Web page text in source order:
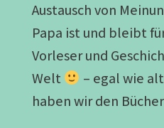
Austausch von
Papa ist und bleibt
Vorleser und
Welt
– egal wie
haben wir den